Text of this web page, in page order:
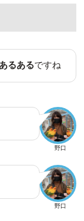
るあるですね
野口
野口